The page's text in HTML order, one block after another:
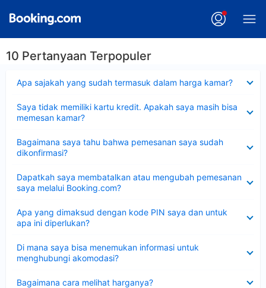
10 Pertanyaan Terpopuler
Apa sajakah yang sudah termasuk dalam harga kamar?
Saya tidak memiliki kartu kredit. Apakah saya masih bisa
memesan kamar?
Bagaimana saya tahu bahwa pemesanan saya sudah
dikonfirmasi?
Dapatkah saya membatalkan atau mengubah pemesanan
saya melalui Booking.com?
Apa yang dimaksud dengan kode PIN saya dan untuk
apa ini diperlukan?
Di mana saya bisa menemukan informasi untuk
menghubungi akomodasi?
Bagaimana cara melihat harganya?